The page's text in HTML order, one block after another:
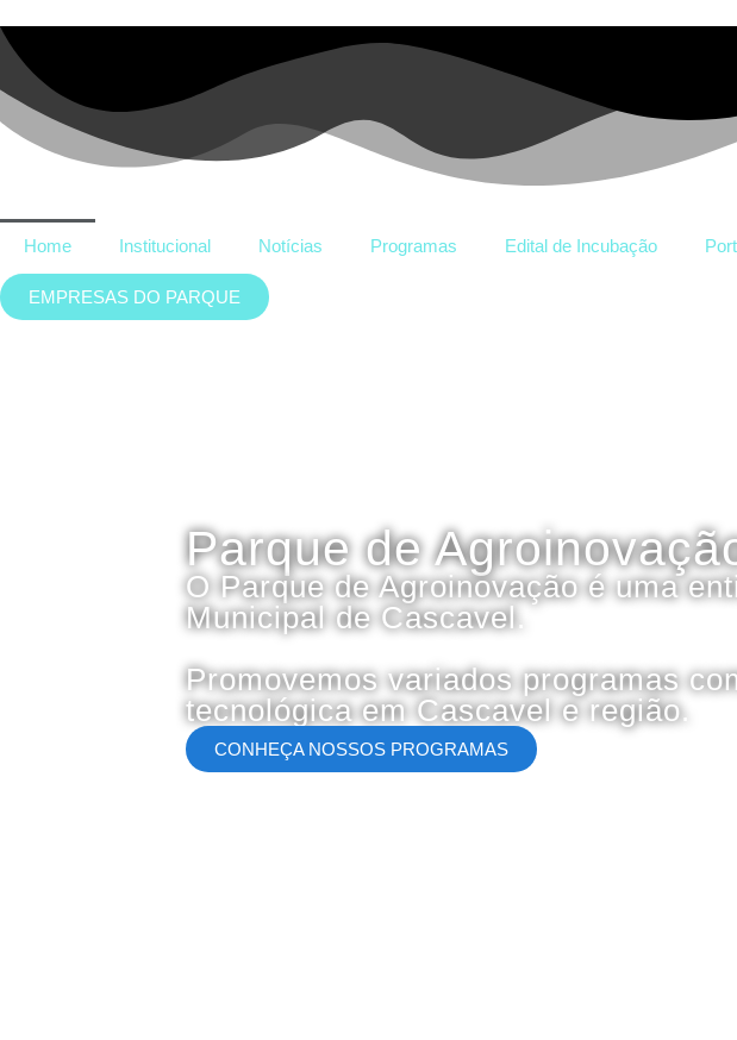
Home Institucional Notícias Programas Edital de Incubação
EMPRESAS DO PARQUE
Parque de
O Parque de Agroinovação é uma
Municipal de Cascavel.
Promovemos variados programas
tecnológica em Cascavel e região.
CONHEÇA NOSSOS PROGRAMAS